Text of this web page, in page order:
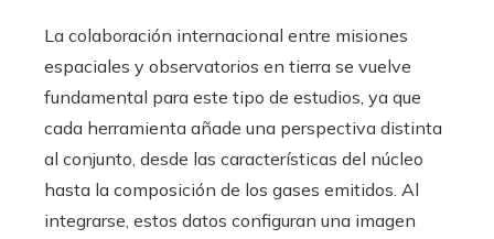
La colaboración internacional entre misiones
espaciales y observatorios en tierra se vuelve
fundamental para este tipo de estudios, ya que
cada herramienta añade una perspectiva distinta
al conjunto, desde las características del núcleo
hasta la composición de los gases emitidos. Al
integrarse, estos datos configuran una imagen